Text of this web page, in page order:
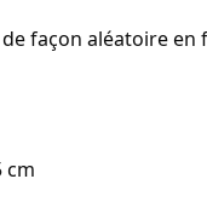
façon aléatoire
cm